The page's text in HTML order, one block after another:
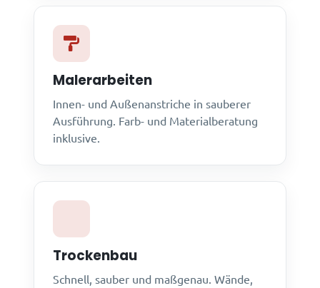
Malerarbeiten
Innen- und Außenanstriche in sauberer
Ausführung. Farb- und Materialberatung
inklusive.
Trockenbau
Schnell, sauber und maßgenau. Wände,